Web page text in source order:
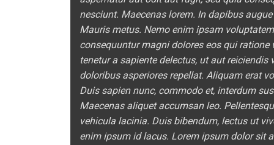
nesciunt. Maecenas lorem. In dapibus
Mauris metus. Nemo enim ipsam
consequuntur magni dolores eos qui
tenetur a sapiente delectus, ut aut
doloribus asperiores repellat. Aliquam erat
Duis sapien nunc, commodo et, interdum
Maecenas aliquet accumsan leo.
vehicula lacinia. Duis bibendum, lectus ut
enim ipsum id lacus. Lorem ipsum dolor sit